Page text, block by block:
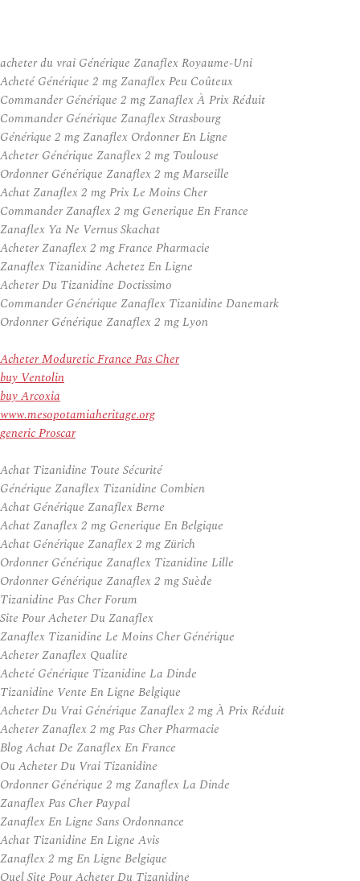
acheter du vrai Générique Zanaflex Royaume-Uni
Acheté Générique 2 mg Zanaflex Peu Coûteux
Commander Générique 2 mg Zanaflex À Prix Réduit
Commander Générique Zanaflex Strasbourg
Générique 2 mg Zanaflex Ordonner En Ligne
Acheter Générique Zanaflex 2 mg Toulouse
Ordonner Générique Zanaflex 2 mg Marseille
Achat Zanaflex 2 mg Prix Le Moins Cher
Commander Zanaflex 2 mg Generique En France
Zanaflex Ya Ne Vernus Skachat
Acheter Zanaflex 2 mg France Pharmacie
Zanaflex Tizanidine Achetez En Ligne
Acheter Du Tizanidine Doctissimo
Commander Générique Zanaflex Tizanidine Danemark
Ordonner Générique Zanaflex 2 mg Lyon
Acheter Moduretic France Pas Cher
buy Ventolin
buy Arcoxia
www.mesopotamiaheritage.org
generic Proscar
Achat Tizanidine Toute Sécurité
Générique Zanaflex Tizanidine Combien
Achat Générique Zanaflex Berne
Achat Zanaflex 2 mg Generique En Belgique
Achat Générique Zanaflex 2 mg Zürich
Ordonner Générique Zanaflex Tizanidine Lille
Ordonner Générique Zanaflex 2 mg Suède
Tizanidine Pas Cher Forum
Site Pour Acheter Du Zanaflex
Zanaflex Tizanidine Le Moins Cher Générique
Acheter Zanaflex Qualite
Acheté Générique Tizanidine La Dinde
Tizanidine Vente En Ligne Belgique
Acheter Du Vrai Générique Zanaflex 2 mg À Prix Réduit
Acheter Zanaflex 2 mg Pas Cher Pharmacie
Blog Achat De Zanaflex En France
Ou Acheter Du Vrai Tizanidine
Ordonner Générique 2 mg Zanaflex La Dinde
Zanaflex Pas Cher Paypal
Zanaflex En Ligne Sans Ordonnance
Achat Tizanidine En Ligne Avis
Zanaflex 2 mg En Ligne Belgique